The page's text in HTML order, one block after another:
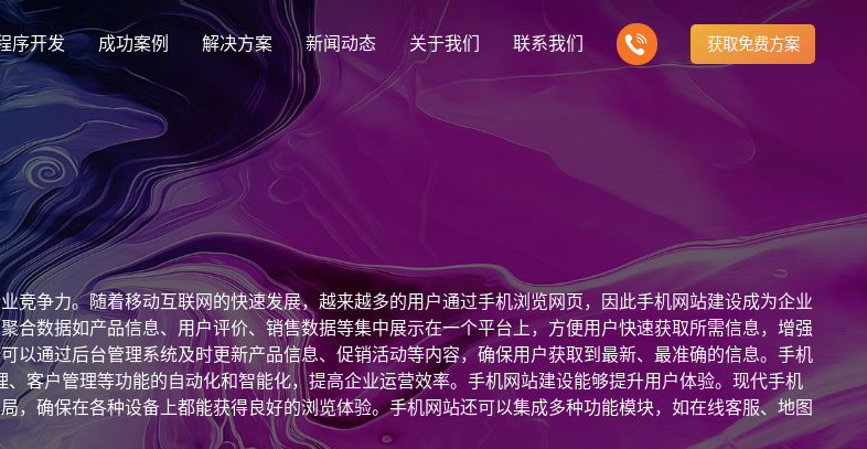
创意品牌型网站建设
企业品牌高端网站设计
企业营销型网站建设
响应式网站建设
适应各个终端设备网站
网站建设定制改版
定制化网站建设改版方案
购物商城系统开发
零售在线电子商务网站
手机微信网站建设
序开发 成功案例
集团上市网站
集团大企上市公司
行业门户网站
行业门户网站平台开发
外贸出口网站
外贸进出口网站开发
企业品牌官网
创意品牌型网站建设
企业营销网站
营销型网站建力企业公信力
解决方案
解决方案
定制化视觉设计与互动策划方案
芯片半导体网站建设解决方
案
新能源行业网站建设解决方
案
政府网站建设解决方案
购物商城网站建设解决方案 品牌形象网站建设解决方案 外贸网站建设解决方案
多样化产品总有一个满足你的需求
新闻动态
最新签约
Latest signing
建站知识
Website building knowledge
行业新闻
Industry information
网站设计
Website Design
网站观点
Website viewpoint
关于我们
公司介绍
致力于互联网品牌建设
公司团队
我们的团队协作精神
发展历程
一路走来感谢您的陪伴
联系我们 获取免费方案
竞争力。随着移动互联网的快速发展，越来越多的用户通过手机浏览网页，因此手机网站建设成为企业
合数据如产品信息、用户评价、销售数据等集中展示在一个平台上，方便用户快速获取所需信息，增强
以通过后台管理系统及时更新产品信息、促销活动等内容，确保用户获取到最新、最准确的信息。手机
客户管理等功能的自动化和智能化，提高企业运营效率。手机网站建设能够提升用户体验。现代手机
，确保在各种设备上都能获得良好的浏览体验。手机网站还可以集成多种功能模块，如在线客服、地图
机网站建设具有较高的灵活性和扩展性。企业可以根据自身需求和市场变化，随时调整网站内容和功